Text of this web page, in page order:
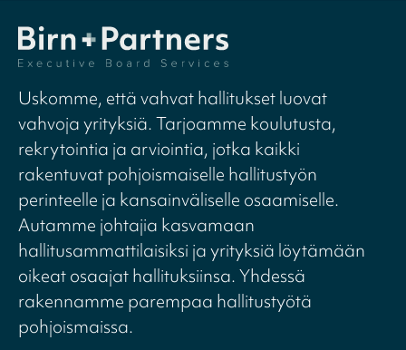
Uskomme, että vahvat hallitukset luovat
vahvoja yrityksiä. Tarjoamme koulutusta,
rekrytointia ja arviointia, jotka kaikki
rakentuvat pohjoismaiselle hallitustyön
perinteelle ja kansainväliselle osaamiselle.
Autamme johtajia kasvamaan
hallitusammattilaisiksi ja yrityksiä löytämään
oikeat osaajat hallituksiinsa. Yhdessä
rakennamme parempaa hallitustyötä
pohjoismaissa.